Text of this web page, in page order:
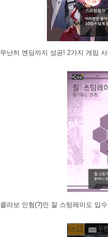
무난히 엔딩까지 성공! 2가지 게임
콜라보 인형(?)인 질 스팅레이도 입